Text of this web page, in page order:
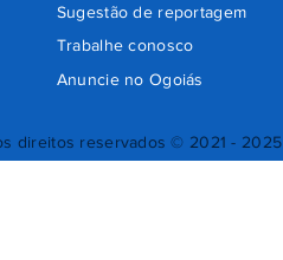
direitos reservados © 2021 - 2025
Sugestão de reportagem
Trabalhe conosco
Anuncie no Ogoiás